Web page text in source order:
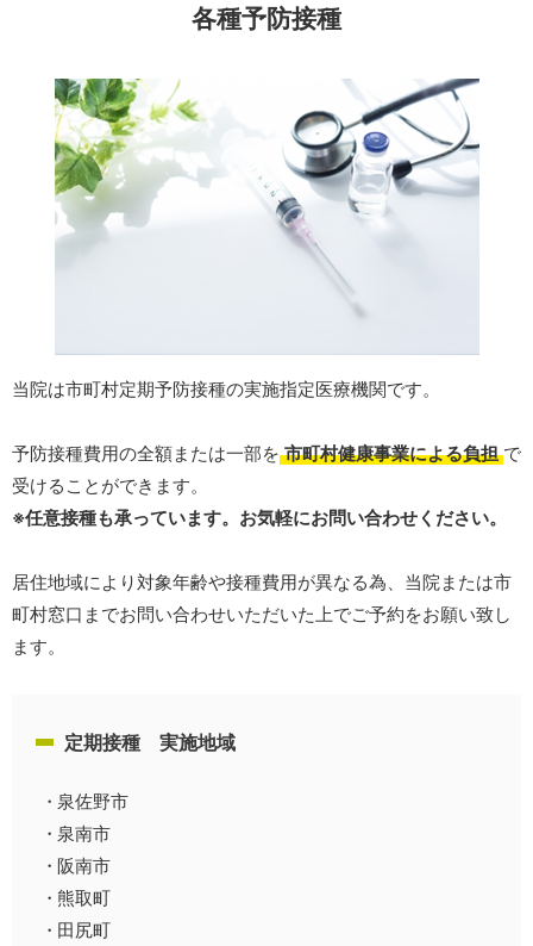
各種予防接種
当院は市町村定期予防接種の実施指定医療機関です。
予防接種費用の全額または一部を 市町村健康事業による負担で
受けることができます。
※任意接種も承っています。お気軽にお問い合わせください。
居住地域により対象年齢や接種費用が異なる為、当院または市
町村窓口までお問い合わせいただいた上でご予約をお願い致し
ます。
定期接種 実施地域
泉佐野市
泉南市
阪南市
熊取町
田尻町